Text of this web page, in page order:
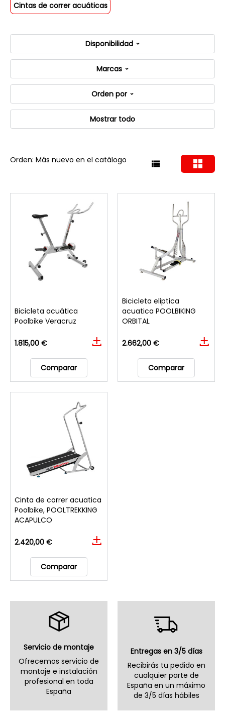
Cintas de correr acuáticas
Disponibilidad
Marcas
Orden por
Mostrar todo
Orden: Más nuevo en el catálogo
Bicicleta acuática
Poolbike Veracruz
1.815,00 €
Comparar
Bicicleta eliptica
acuatica POOLBIKING
ORBITAL
2.662,00 €
Comparar
Cinta de correr acuatica
Poolbike, POOLTREKKING
ACAPULCO
2.420,00 €
Comparar
Servicio de montaje
Ofrecemos servicio de
montaje e instalación
profesional en toda
España
Entregas en 3/5 días
Recibirás tu pedido en
cualquier parte de
España en un máximo
de 3/5 días hábiles